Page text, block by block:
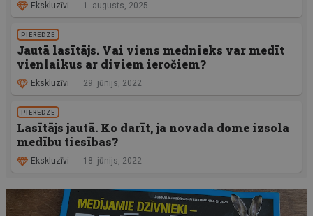
Ekskluzīvi 1. augusts, 2025
PIEREDZE
Jautā lasītājs. Vai viens mednieks var medīt
vienlaikus ar diviem ieročiem?
Ekskluzīvi 29. jūnijs, 2022
PIEREDZE
Lasītājs jautā. Ko darīt, ja novada dome izsola
medību tiesības?
Ekskluzīvi 18. jūnijs, 2022